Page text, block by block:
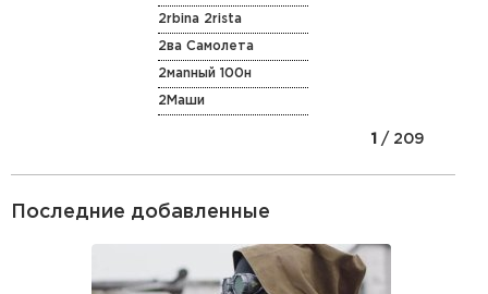
2rbina 2rista
2ва Самолета
2маnный 100н
2Маши
1 / 209
Последние добавленные